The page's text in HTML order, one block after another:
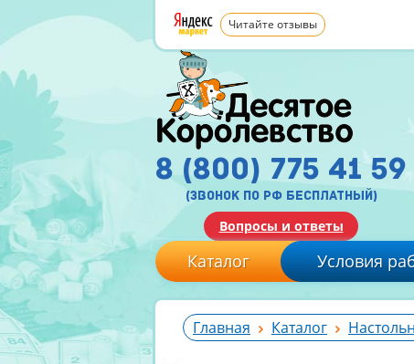
Читайте отзывы
8 (800) 775 41 59
(звонок по рф бесплатный)
Вопросы и ответы
Каталог Условия
Главная Каталог